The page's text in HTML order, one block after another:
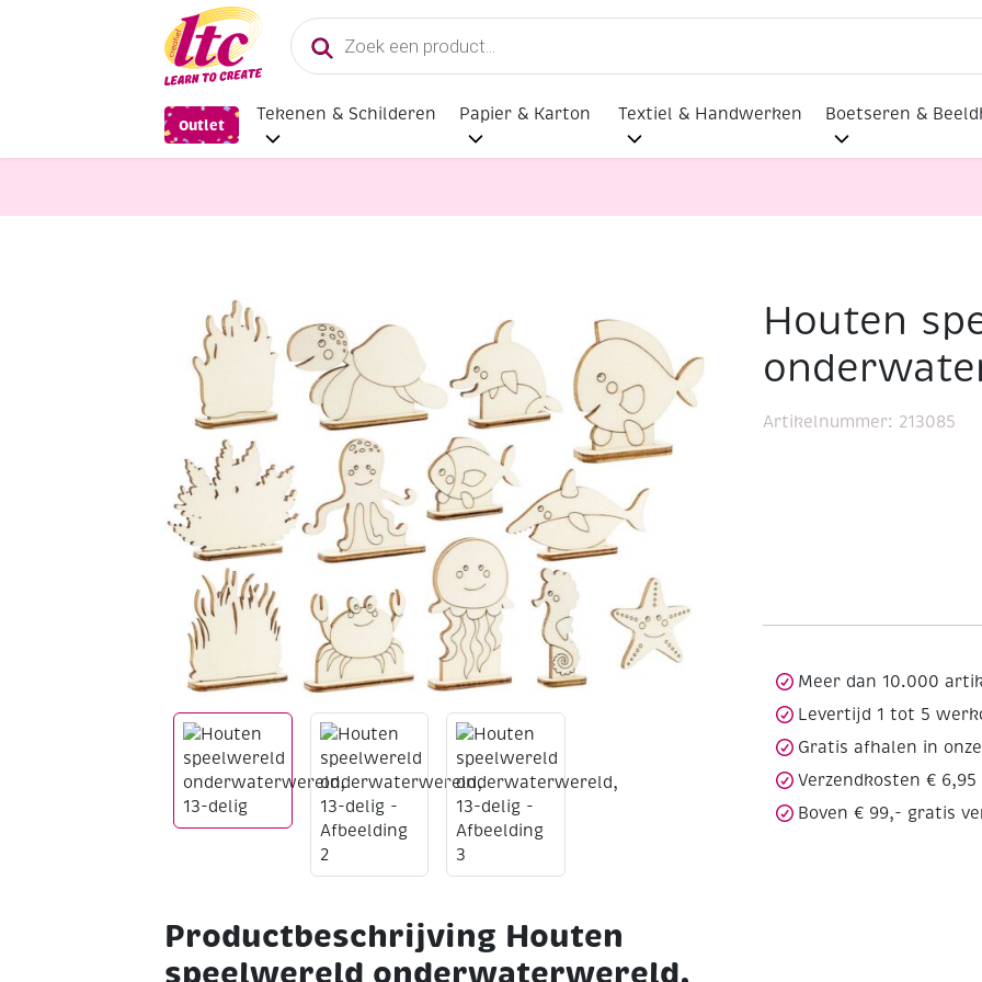
Producten
zoeken
Outlet
Tekenen & Schilderen Papier & Karton Textiel & Handwerken Boetseren &
Houten materialen en producten Houten speelwereld onderwaterwereld, 13-delig
Productbeschrijving Houten
speelwereld onderwaterwereld,
Houten
Artikelnummer: 213085
Meer dan 10.000
Levertijd 1 tot 5
Gratis afhalen in
Verzendkosten € 6,95
Boven € 99,- gratis